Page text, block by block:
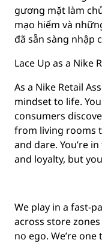
gương mặt làm
mạo hiểm và
đã sẵn sàng nhập
Lace Up as a Nike
As a Nike Retail
mindset to life.
consumers
from living rooms
and dare. You’re
and loyalty, but
We play in a fast-
across store
no ego. We’re